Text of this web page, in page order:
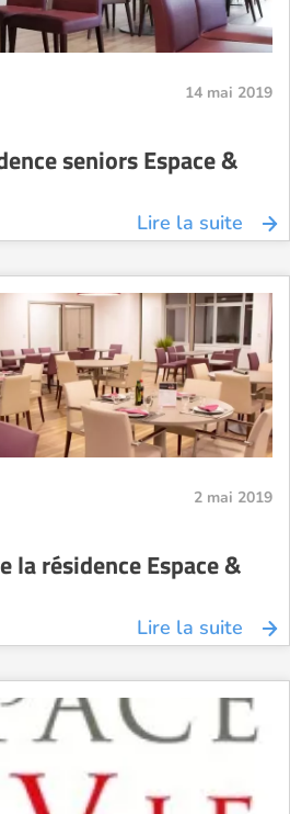
14 mai 2019
seniors Espace &
Lire la suite
2 mai 2019
la résidence Espace &
Lire la suite